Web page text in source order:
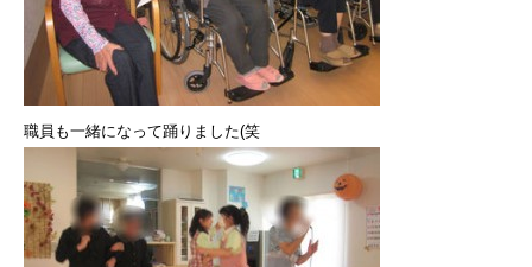
職員も一緒になって踊りました(笑